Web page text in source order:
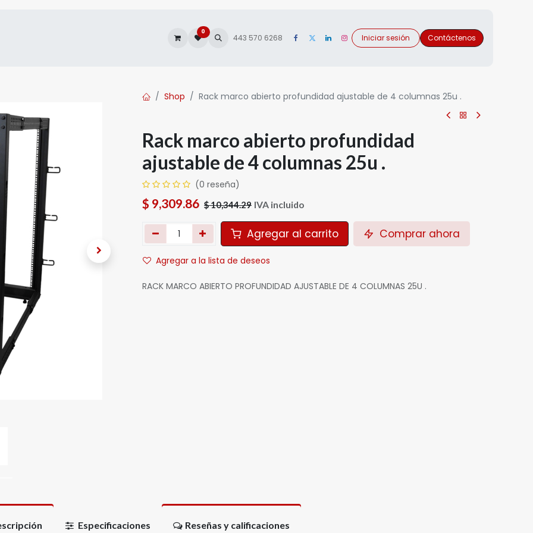
0
443 570 6268 Iniciar sesión Contáctenos
Shop Rack marco abierto profundidad ajustable de 4 columnas 25u .
Rack marco abierto profundidad
ajustable de 4 columnas 25u .
(0 reseña)
$ 9,309.86 $10,344.29 IVA incluido
Agregar al carrito Comprar ahora
Agregar a la lista de deseos
RACK MARCO ABIERTO PROFUNDIDAD AJUSTABLE DE 4 COLUMNAS 25U .
Especificaciones Reseñas y calificaciones